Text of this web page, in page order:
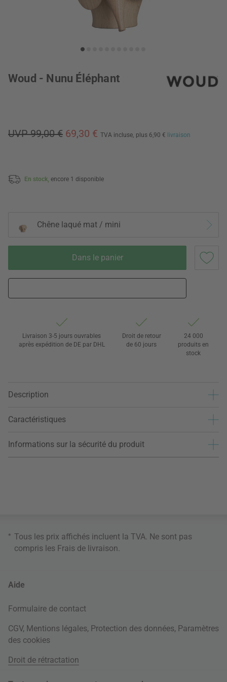
Woud - Nunu Éléphant
UVP 99,00 € 69,30 € TVA incluse, plus 6,90 € livraison
En stock, encore 1 disponible
Chêne laqué mat / mini
Dans le panier
Livraison 3-5 jours ouvrables
après expédition de DE par DHL
Droit de retour
de 60 jours
24 000
produits en
stock
Description
Caractéristiques
Informations sur la sécurité du produit
* Tous les prix affichés incluent la TVA. Ne sont pas
compris les Frais de livraison
Aide
Formulaire de contact
CGV, Mentions légales, Protection des données, Paramètres
des cookies
Droit de rétractation